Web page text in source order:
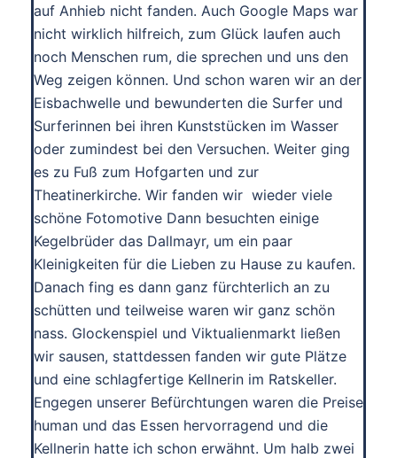
auf Anhieb nicht fanden. Auch Google Maps war
nicht wirklich hilfreich, zum Glück laufen auch
noch Menschen rum, die sprechen und uns den
Weg zeigen können. Und schon waren wir an der
Eisbachwelle und bewunderten die Surfer und
Surferinnen bei ihren Kunststücken im Wasser
oder zumindest bei den Versuchen. Weiter ging
es zu Fuß zum Hofgarten und zur
Theatinerkirche. Wir fanden wir wieder viele
schöne Fotomotive Dann besuchten einige
Kegelbrüder das Dallmayr, um ein paar
Kleinigkeiten für die Lieben zu Hause zu kaufen.
Danach fing es dann ganz fürchterlich an zu
schütten und teilweise waren wir ganz schön
nass. Glockenspiel und Viktualienmarkt ließen
wir sausen, stattdessen fanden wir gute Plätze
und eine schlagfertige Kellnerin im Ratskeller.
Engegen unserer Befürchtungen waren die Preise
human und das Essen hervorragend und die
Kellnerin hatte ich schon erwähnt. Um halb zwei